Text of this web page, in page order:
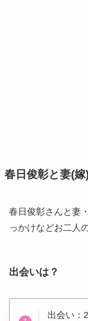
春日俊彰と妻(
春日俊彰さんと妻
っかけなどお二人
出会いは？
出会い：